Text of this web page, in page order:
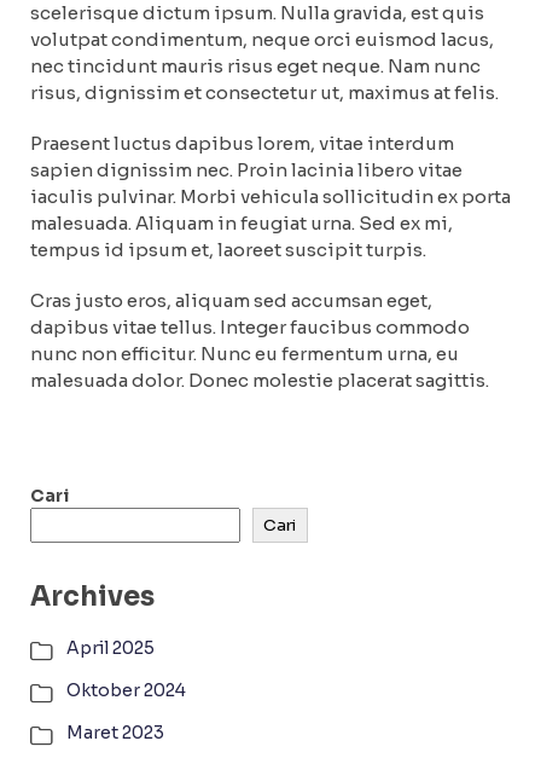
scelerisque dictum ipsum. Nulla gravida, est quis
volutpat condimentum, neque orci euismod lacus,
nec tincidunt mauris risus eget neque. Nam nunc
risus, dignissim et consectetur ut, maximus at felis.
Praesent luctus dapibus lorem, vitae interdum
sapien dignissim nec. Proin lacinia libero vitae
iaculis pulvinar. Morbi vehicula sollicitudin ex porta
malesuada. Aliquam in feugiat urna. Sed ex mi,
tempus id ipsum et, laoreet suscipit turpis.
Cras justo eros, aliquam sed accumsan eget,
dapibus vitae tellus. Integer faucibus commodo
nunc non efficitur. Nunc eu fermentum urna, eu
malesuada dolor. Donec molestie placerat sagittis.
Cari
Cari
Archives
April 2025
Oktober 2024
Maret 2023